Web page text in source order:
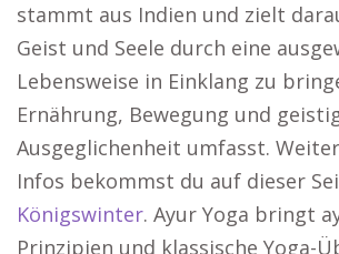
stammt aus Indien und zielt
Geist und Seele durch eine
Lebensweise in Einklang zu
Ernährung, Bewegung und
Ausgeglichenheit umfasst.
Infos bekommst du auf dieser
Königswinter. Ayur Yoga bringt
Prinzipien und klassische Yoga-